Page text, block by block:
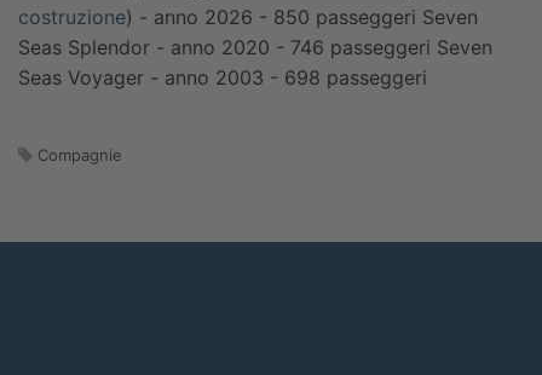
costruzione) - anno 2026 - 850 passeggeri Seven
Seas Splendor - anno 2020 - 746 passeggeri Seven
Seas Voyager - anno 2003 - 698 passeggeri
Compagnie